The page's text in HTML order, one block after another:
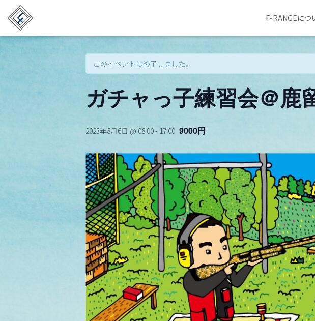
F-RANGEにつ
このイベントは終了しました。
ガチャっ子練習会＠鹿
2023年8月6日 @ 08:00- 17:00 9000円